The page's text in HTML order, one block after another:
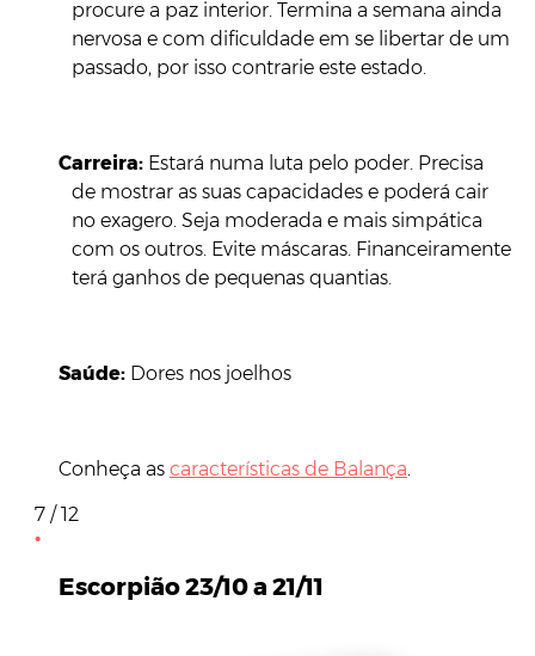
procure a paz interior. Termina a semana ainda
nervosa e com dificuldade em se libertar de um
passado, por isso contrarie este estado.
Carreira: Estará numa luta pelo poder. Precisa
de mostrar as suas capacidades e poderá cair
no exagero. Seja moderada e mais simpática
com os outros. Evite máscaras. Financeiramente
terá ganhos de pequenas quantias.
Saúde: Dores nos joelhos
Conheça as características de Balança
7 / 12
Escorpião 23/10 a 21/11